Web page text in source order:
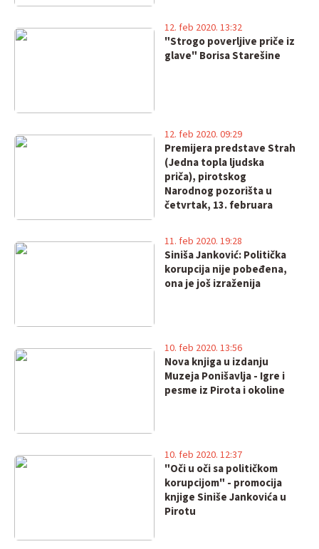
"Strogo poverljive priče iz
glave" Borisa Starešine
12. feb 2020. 13:32
Premijera predstave Strah
(Jedna topla ljudska
priča), pirotskog
Narodnog pozorišta u
četvrtak, 13. februara
12. feb 2020. 09:29
Siniša Janković: Politička
korupcija nije pobeđena,
ona je još izraženija
11. feb 2020. 19:28
Nova knjiga u izdanju
Muzeja Ponišavlja - Igre i
pesme iz Pirota i okoline
10. feb 2020. 13:56
"Oči u oči sa političkom
korupcijom" - promocija
knjige Siniše Jankovića u
Pirotu
10. feb 2020. 12:37